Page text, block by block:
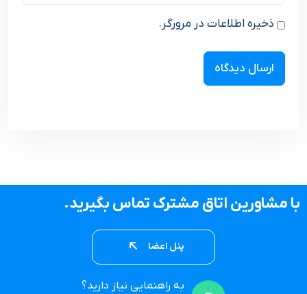
ذخیره اطلاعات در مرورگر.
با مشاورین اتاق مشترک تماس بگیرید.
پنل اعضا
به راهنمایی نیاز دارید؟